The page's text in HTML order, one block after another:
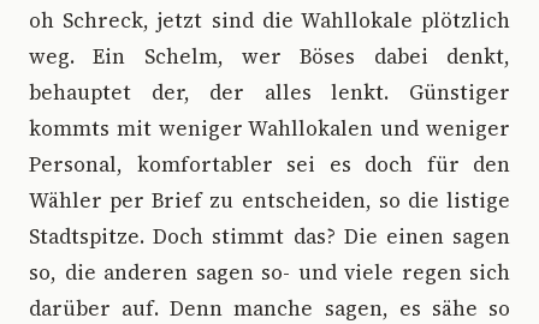
oh Schreck, jetzt sind die Wahllokale plötzlich
weg. Ein Schelm, wer Böses dabei denkt,
behauptet der, der alles lenkt. Günstiger
kommts mit weniger Wahllokalen und weniger
Personal, komfortabler sei es doch für den
Wähler per Brief zu entscheiden, so die listige
Stadtspitze. Doch stimmt das? Die einen sagen
so, die anderen sagen so- und viele regen sich
darüber auf. Denn manche sagen, es sähe so